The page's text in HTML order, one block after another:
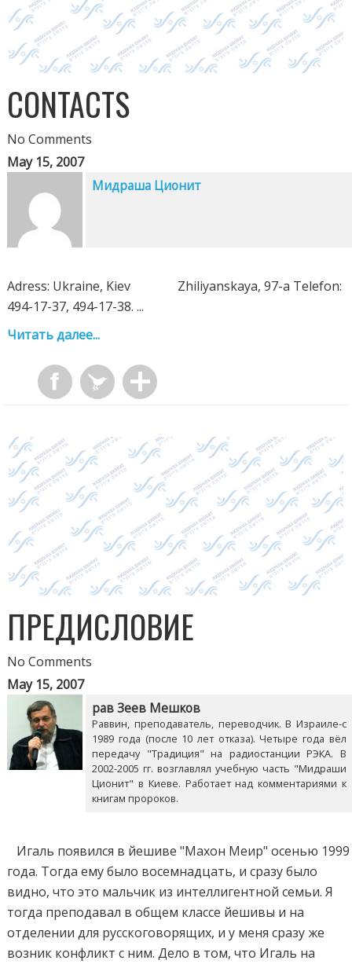
CONTACTS
No Comments
May 15, 2007
Мидраша Ционит
Adress: Ukraine, Kiev Zhiliyanskaya, 97-a Telefon:
494-17-37, 494-17-38. ...
Читать далее...
ПРЕДИСЛОВИЕ
No Comments
May 15, 2007
рав Зеев Мешков
Раввин, преподаватель, переводчик. В Израиле-с
1989 года (после 10 лет отказа). Четыре года вёл
передачу "Традиция" на радиостанции РЭКА. В
2002-2005 гг. возглавлял учебную часть "Мидраши
Ционит" в Киеве. Работает над комментариями к
книгам пророков.
Игаль появился в йешиве "Махон Меир" осенью 1999
года. Тогда ему было восемнадцать, и сразу было
видно, что это мальчик из интеллигентной семьи. Я
тогда преподавал в общем классе йешивы и на
отделении для русскоговорящих, и у меня сразу же
возник конфликт с ним. Дело в том, что Игаль на